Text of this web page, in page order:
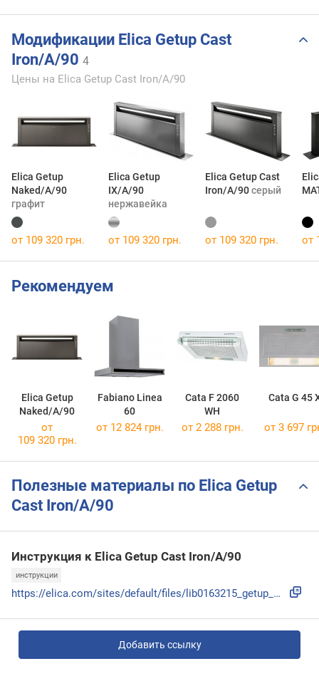
Модификации Elica Getup Cast
Iron/A/90 4
Цены на Elica Getup Cast Iron/A/90
Elica Getup
Naked/A/90
графит
Elica Getup
IX/A/90
нержавейка
Elica Getup Cast
Iron/A/90серый
от 109 320 грн. от 109 320 грн. от 109 320 грн. от
Рекомендуем
Elica Getup
Naked/A/90
Fabiano Linea
60
Cata F 2060
WH
Cata G 45
от
109 320 грн.
от 12 824 грн. от 2 288 грн. от 3 697
Полезные материалы по Elica Getup
Cast Iron/A/90
Инструкция к Elica Getup Cast Iron/A/90
инструкции
https://elica.com/sites/default/files/lib0163215_getup_web....
Добавить ссылку